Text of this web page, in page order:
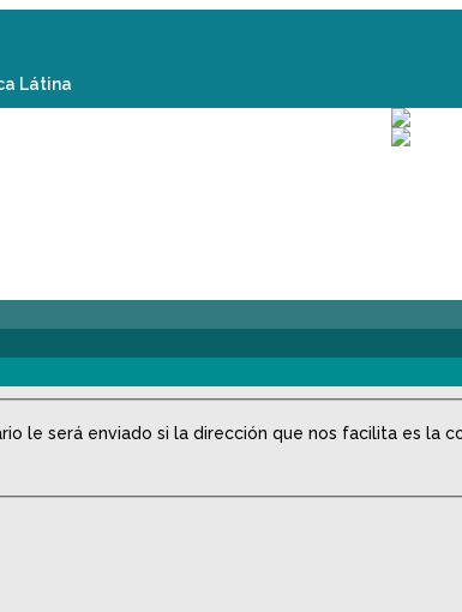
Látina
le será enviado si la dirección que nos facilita es la